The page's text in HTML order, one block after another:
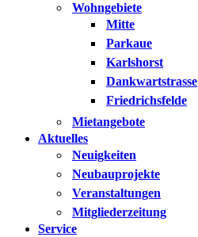
Wohngebiete
Mitte
Parkaue
Karlshorst
Dankwartstrasse
Friedrichsfelde
Mietangebote
Aktuelles
Neuigkeiten
Neubauprojekte
Veranstaltungen
Mitgliederzeitung
Service